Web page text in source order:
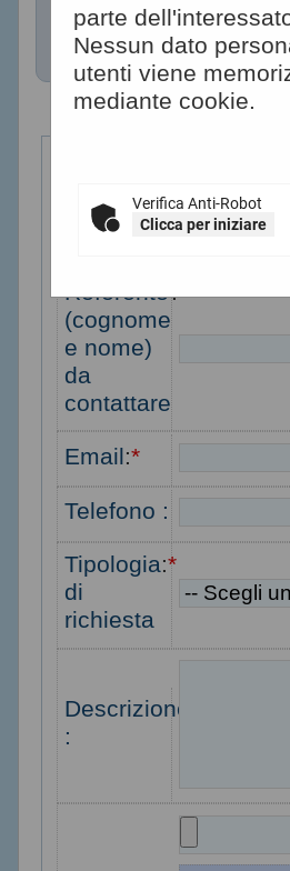
parte
Nessun dato
utenti viene
mediante cookie.
Verifica Anti-Robot
Clicca per iniziare
riferimenti e il
riscontrato,
necessario
file, e poi
sociale o
denominazione
Referente
(cognome
e nome)
da
contattare
:*
Email:*
Telefono :
Tipologia
di
richiesta
:*
Descrizione
: